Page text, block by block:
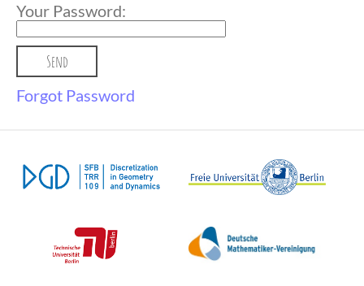
Your Password:
Forgot Password